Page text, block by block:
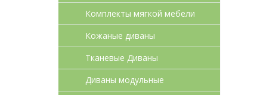
Комплекты мягкой мебели
Кожаные диваны
Тканевые Диваны
Диваны модульные